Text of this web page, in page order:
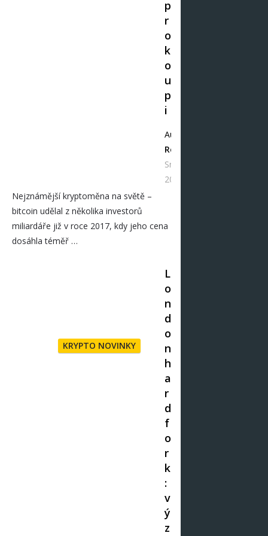
p
r
o
k
o
u
p
i
Autor
Redakce
Srp 06,
2021
Nejznámější kryptoměna na světě –
bitcoin udělal z několika investorů
miliardáře již v roce 2017, kdy jeho cena
dosáhla téměř …
KRYPTO NOVINKY
L
o
n
d
o
n
h
a
r
d
f
o
r
k
:
v
ý
z